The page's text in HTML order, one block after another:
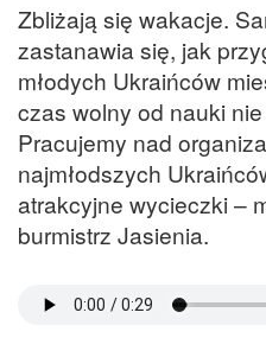
Zbliżają się wakacje.
zastanawia się, jak
młodych Ukraińców
czas wolny od nauki
Pracujemy nad
najmłodszych
atrakcyjne wycieczki –
burmistrz Jasienia.